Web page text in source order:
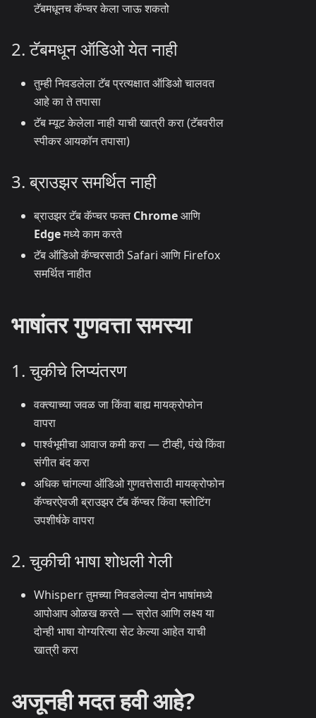
टॅबमधूनच कॅप्चर केला जाऊ शकतो
2. टॅबमधून ऑडिओ येत नाही
तुम्ही निवडलेला टॅब प्रत्यक्षात ऑडिओ चालवत
आहे का ते तपासा
टॅब म्यूट केलेला नाही याची खात्री करा (टॅबवरील
स्पीकर आयकॉन तपासा)
3. ब्राउझर समर्थित नाही
ब्राउझर टॅब कॅप्चर फक्तChromeआणि
Edgeमध्ये काम करते
टॅब ऑडिओ कॅप्चरसाठी Safari आणि Firefox
समर्थित नाहीत
भाषांतर गुणवत्ता समस्या
1. चुकीचे लिप्यंतरण
वक्त्याच्या जवळ जा किंवा बाह्य मायक्रोफोन
वापरा
पार्श्वभूमीचा आवाज कमी करा — टीव्ही, पंखे किंवा
संगीत बंद करा
अधिक चांगल्या ऑडिओ गुणवत्तेसाठी मायक्रोफोन
कॅप्चरऐवजी ब्राउझर टॅब कॅप्चर किंवा फ्लोटिंग
उपशीर्षके वापरा
2. चुकीची भाषा शोधली गेली
Whisperr तुमच्या निवडलेल्या दोन भाषांमध्ये
आपोआप ओळख करते — स्रोत आणि लक्ष्य या
दोन्ही भाषा योग्यरित्या सेट केल्या आहेत याची
खात्री करा
अजूनही मदत हवी आहे?